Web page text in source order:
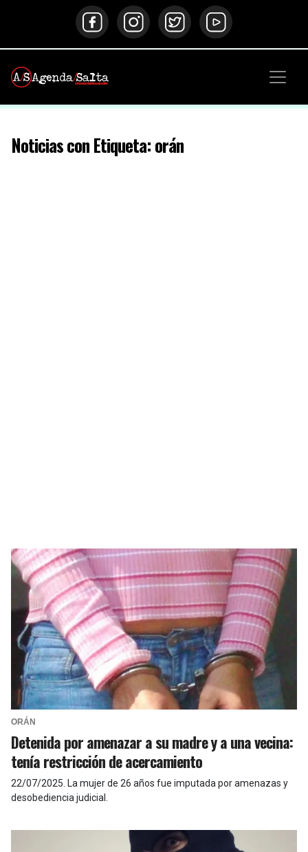
Noticias con Etiqueta: orán
ORÁN
Detenida por amenazar a su madre y a una vecina:
tenía restricción de acercamiento
22/07/2025 La mujer de 26 años fue imputada por amenazas y
desobediencia judicial.